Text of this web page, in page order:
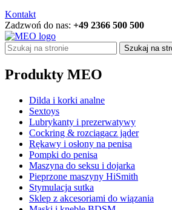
Kontakt
Zadzwoń do nas: +49 2366 500 500
Szukaj na
Produkty MEO
Dilda i korki analne
Sextoys
Lubrykanty i prezerwatywy
Cockring & rozciągacz jąder
Rękawy i osłony na penisa
Pompki do penisa
Maszyna do seksu i dojarka
Pieprzone maszyny HiSmith
Stymulacja sutka
Sklep z akcesoriami do wiązania